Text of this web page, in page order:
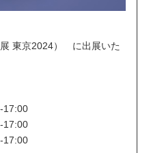
東京2024） に出展いた
17:00
17:00
17:00